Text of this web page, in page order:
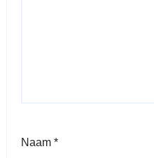
Naam *